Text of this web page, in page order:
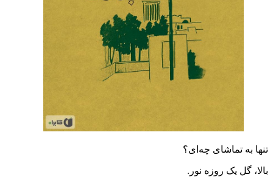
تنها به تماشای چه‌ای؟
بالا، گل یک روزه نور.